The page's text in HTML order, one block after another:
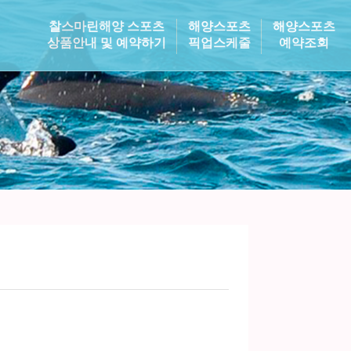
찰스마린해양 스포츠
상품안내 및 예약하기
해양스포츠
픽업스케줄
해양스포츠
예약조회